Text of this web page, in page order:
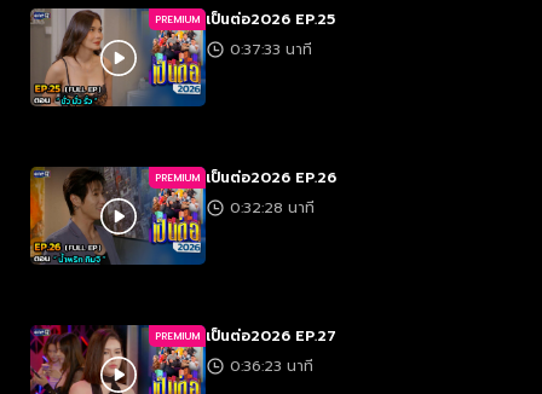
PREMIUM เป็นต่อ2026 EP.25
0:37:33 นาที
PREMIUM เป็นต่อ2026 EP.26
0:32:28 นาที
PREMIUM เป็นต่อ2026 EP.27
0:36:23 นาที